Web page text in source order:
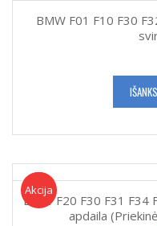
BMW F01 F10 F30
Akcija
Akcija!
BMW F20 F30 F31 F34
apdaila